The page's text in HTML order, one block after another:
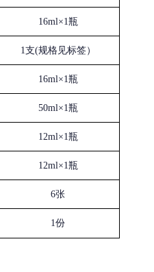
16ml×1瓶
1支(规格见标签）
16ml×1瓶
50ml×1瓶
12ml×1瓶
12ml×1瓶
6张
1份